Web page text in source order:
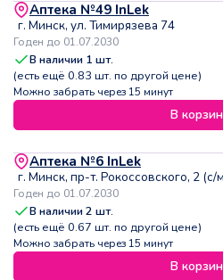
Аптека №49 InLek
г. Минск, ул. Тимирязева 74
Годен до 01.07.2030
В наличии 1 шт.
(есть ещё 0.83 шт. по другой цене)
Можно забрать через 15 минут
В
Аптека №6 InLek
г. Минск, пр-т. Рокоссовского, 2 (с/
Годен до 01.07.2030
В наличии2 шт.
(есть ещё 0.67 шт. по другой цене)
Можно забрать через 15 минут
В